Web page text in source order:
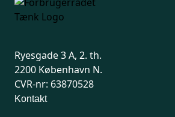
Ryesgade 3 A, 2. th.
2200 København N.
CVR-nr: 63870528
Kontakt